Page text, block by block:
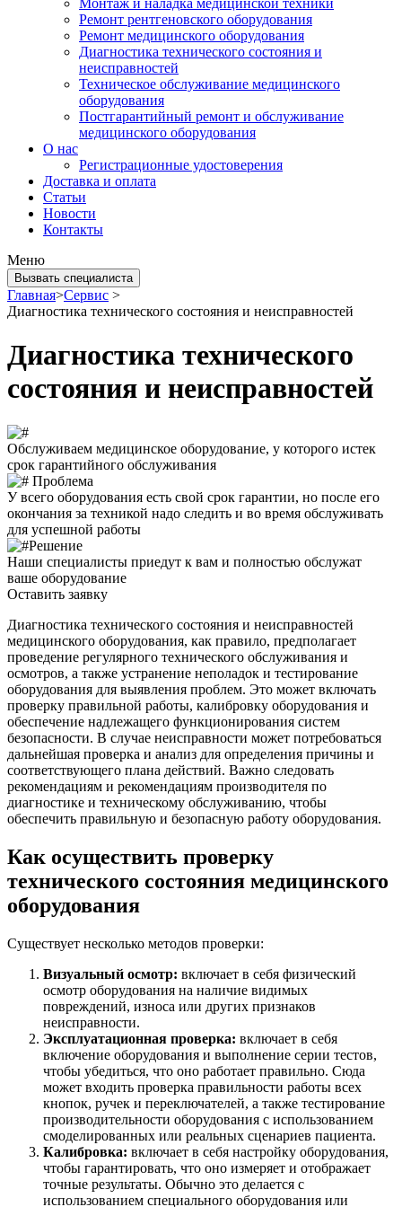
Монтаж и наладка медицинской техники
Ремонт рентгеновского оборудования
Ремонт медицинского оборудования
Диагностика технического состояния и
неисправностей
Техническое обслуживание медицинского
оборудования
Постгарантийный ремонт и обслуживание
медицинского оборудования
О нас
Регистрационные удостоверения
Доставка и оплата
Статьи
Новости
Контакты
Меню
Вызвать специалиста
Главная>Сервис >
Диагностика технического состояния и неисправностей
Диагностика технического
состояния и неисправностей
Обслуживаем медицинское оборудование, у которого истек
срок гарантийного обслуживания
Проблема
У всего оборудования есть свой срок гарантии, но после его
окончания за техникой надо следить и во время обслуживать
для успешной работы
Решение
Наши специалисты приедут к вам и полностью обслужат
ваше оборудование
Оставить заявку
Диагностика технического состояния и неисправностей
медицинского оборудования, как правило, предполагает
проведение регулярного технического обслуживания и
осмотров, а также устранение неполадок и тестирование
оборудования для выявления проблем. Это может включать
проверку правильной работы, калибровку оборудования и
обеспечение надлежащего функционирования систем
безопасности. В случае неисправности может потребоваться
дальнейшая проверка и анализ для определения причины и
соответствующего плана действий. Важно следовать
рекомендациям и рекомендациям производителя по
диагностике и техническому обслуживанию, чтобы
обеспечить правильную и безопасную работу оборудования.
Как осуществить проверку
технического состояния медицинского
оборудования
Существует несколько методов проверки:
Визуальный осмотр: включает в себя физический
осмотр оборудования на наличие видимых
повреждений, износа или других признаков
неисправности.
Эксплуатационная проверка: включает в себя
включение оборудования и выполнение серии тестов,
чтобы убедиться, что оно работает правильно. Сюда
может входить проверка правильности работы всех
кнопок, ручек и переключателей, а также тестирование
производительности оборудования с использованием
смоделированных или реальных сценариев пациента.
Калибровка: включает в себя настройку оборудования,
чтобы гарантировать, что оно измеряет и отображает
точные результаты. Обычно это делается с
использованием специального оборудования или